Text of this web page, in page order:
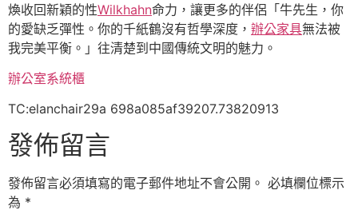
煥收回新穎的性Wilkhahn命力，讓更多的伴侶「牛先生，你
的愛缺乏彈性。你的千紙鶴沒有哲學深度， 辦公家具無法被
我完美平衡。」往清楚到中國傳統文明的魅力。
辦公室系統櫃
TC:elanchair29a 698a085af39207.73820913
發佈留言
發佈留言必須填寫的電子郵件地址不會公開。 必填欄位標示
為 *